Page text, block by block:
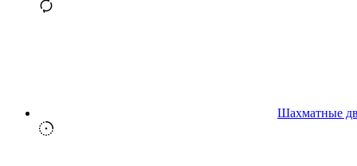
Шахматные